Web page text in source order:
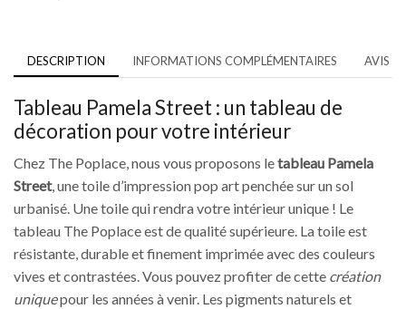
DESCRIPTION INFORMATIONS COMPLÉMENTAIRES AVIS
Tableau Pamela Street : un tableau de
décoration pour votre intérieur
Chez The Poplace, nous vous proposons letableau Pamela
Street, une toile d’impression pop art penchée sur un sol
urbanisé. Une toile qui rendra votre intérieur unique ! Le
tableau The Poplace est de qualité supérieure. La toile est
résistante, durable et finement imprimée avec des couleurs
vives et contrastées. Vous pouvez profiter de cette création
uniquepour les années à venir. Les pigments naturels et